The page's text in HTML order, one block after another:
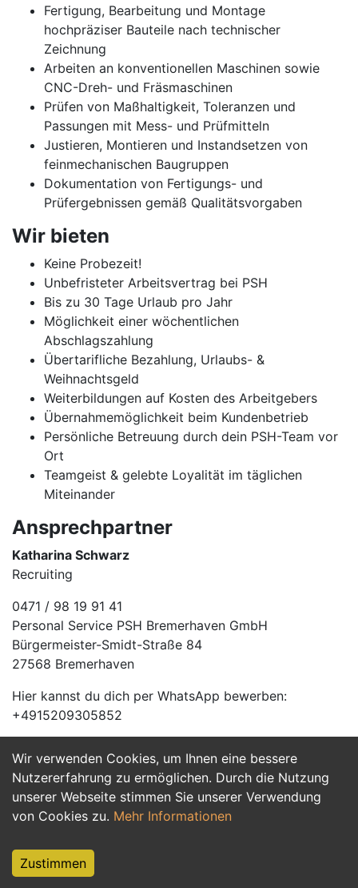
Wir verwenden Cookies, um Ihnen eine bessere
Nutzererfahrung zu ermöglichen. Durch die Nutzung
unserer Webseite stimmen Sie unserer Verwendung
von Cookies zu. Mehr Informationen
Zustimmen
Fertigung, Bearbeitung und Montage
hochpräziser Bauteile nach technischer
Zeichnung
Arbeiten an konventionellen Maschinen sowie
CNC-Dreh- und Fräsmaschinen
Prüfen von Maßhaltigkeit, Toleranzen und
Passungen mit Mess- und Prüfmitteln
Justieren, Montieren und Instandsetzen von
feinmechanischen Baugruppen
Dokumentation von Fertigungs- und
Prüfergebnissen gemäß Qualitätsvorgaben
Wir bieten
Keine Probezeit!
Unbefristeter Arbeitsvertrag bei PSH
Bis zu 30 Tage Urlaub pro Jahr
Möglichkeit einer wöchentlichen
Abschlagszahlung
Übertarifliche Bezahlung, Urlaubs- &
Weihnachtsgeld
Weiterbildungen auf Kosten des Arbeitgebers
Übernahmemöglichkeit beim Kundenbetrieb
Persönliche Betreuung durch dein PSH-Team vor
Ort
Teamgeist & gelebte Loyalität im täglichen
Miteinander
Ansprechpartner
Katharina Schwarz
Recruiting
0471 / 98 19 91 41
Personal Service PSH Bremerhaven GmbH
Bürgermeister-Smidt-Straße 84
27568 Bremerhaven
Hier kannst du dich per WhatsApp bewerben:
+4915209305852
Jetzt Bewerben